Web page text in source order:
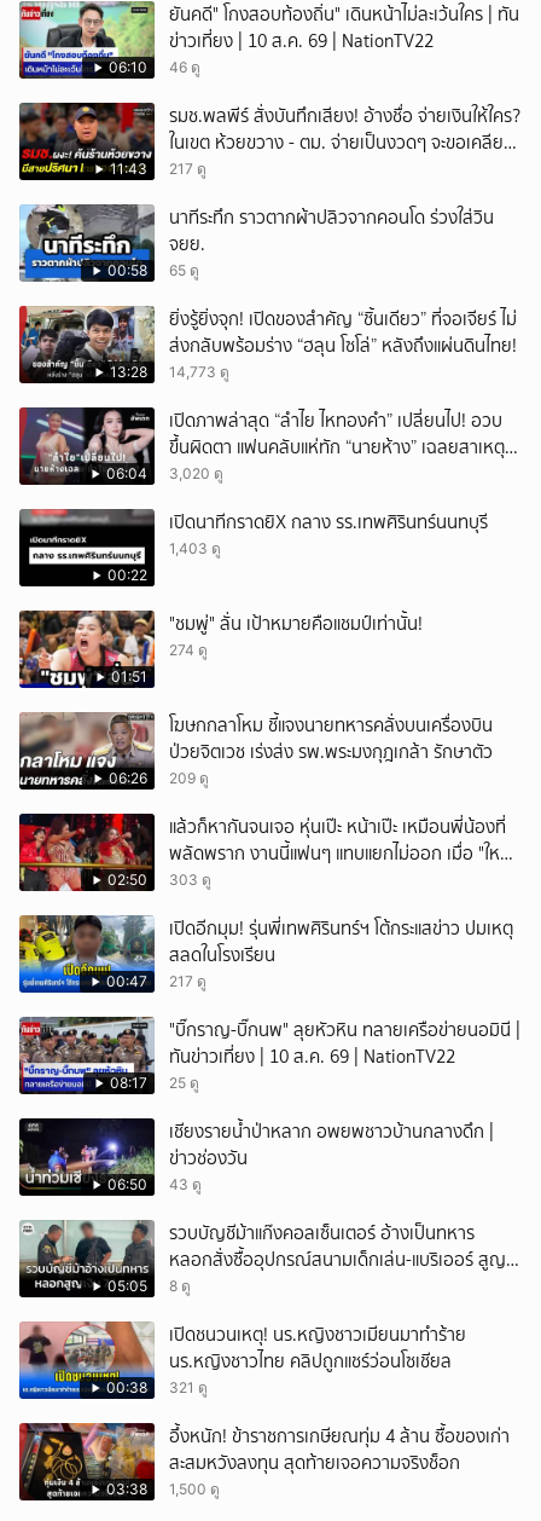
06:10
ยันคดี" โกงสอบท้องถิ่น" เดินหน้าไม่ละเว้นใคร | ทัน
ข่าวเที่ยง | 10 ส.ค. 69 | NationTV22
46 ดู
11:43
รมช.พลพีร์ สั่งบันทึกเสียง! อ้างชื่อ จ่ายเงินให้ใคร?
ในเขต ห้วยขวาง - ตม. จ่ายเป็นงวดๆ จะขอเคลียร์
รัฐมนตรี ขณะถูกค้นร้าน
217 ดู
00:58
นาทีระทึก ราวตากผ้าปลิวจากคอนโด ร่วงใส่วิน
จยย.
65 ดู
13:28
ยิ่งรู้ยิ่งจุก! เปิดของสำคัญ “ชิ้นเดียว” ที่จอเจียร์ ไม่
ส่งกลับพร้อมร่าง “ฮลุน โซโล่” หลังถึงแผ่นดินไทย!
14,773 ดู
06:04
เปิดภาพล่าสุด “ลำไย ไหทองคำ” เปลี่ยนไป! อวบ
ขึ้นผิดตา แฟนคลับแห่ทัก “นายห้าง” เฉลยสาเหตุ
ชัด!
3,020 ดู
00:22
เปิดนาทีกราดยิX กลาง รร.เทพศิรินทร์นนทบุรี
1,403 ดู
01:51
"ชมพู่" ลั่น เป้าหมายคือแชมป์เท่านั้น!
274 ดู
06:26
โฆษกกลาโหม ชี้แจงนายทหารคลั่งบนเครื่องบิน
ป่วยจิตเวช เร่งส่ง รพ.พระมงกุฎเกล้า รักษาตัว
209 ดู
02:50
แล้วก็หากันจนเจอ หุ่นเป๊ะ หน้าเป๊ะ เหมือนพี่น้องที่
พลัดพราก งานนี้แฟนๆ แทบแยกไม่ออก เมื่อ "ใหม่
พัชรี" นักร้องคนดัง เจอแฝดสาขาอินเดีย พร้อม
303 ดู
00:47
เปิดอีกมุม! รุ่นพี่เทพศิรินทร์ฯ โต้กระแสข่าว ปมเหตุ
สลดในโรงเรียน
217 ดู
08:17
"บิ๊กราญ-บิ๊กนพ" ลุยหัวหิน ทลายเครือข่ายนอมินี |
ทันข่าวเที่ยง | 10 ส.ค. 69 | NationTV22
25 ดู
06:50
เชียงรายน้ำป่าหลาก อพยพชาวบ้านกลางดึก |
ข่าวช่องวัน
43 ดู
05:05
รวบบัญชีม้าแก๊งคอลเซ็นเตอร์ อ้างเป็นทหาร
หลอกสั่งซื้ออุปกรณ์สนามเด็กเล่น-แบริเออร์ สูญ
เงิน 7.1 แสน
8 ดู
00:38
เปิดชนวนเหตุ! นร.หญิงชาวเมียนมาทำร้าย
นร.หญิงชาวไทย คลิปถูกแชร์ว่อนโซเชียล
321 ดู
03:38
อึ้งหนัก! ข้าราชการเกษียณทุ่ม 4 ล้าน ซื้อของเก่า
สะสมหวังลงทุน สุดท้ายเจอความจริงช็อก
1,500 ดู